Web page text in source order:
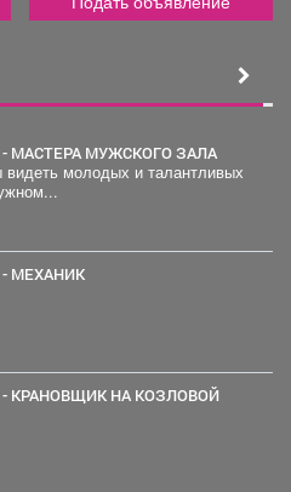
- МАСТЕРА МУЖСКОГО ЗАЛА
молодых и талантливых
- МЕХАНИК
- КРАНОВЩИК НА КОЗЛОВОЙ